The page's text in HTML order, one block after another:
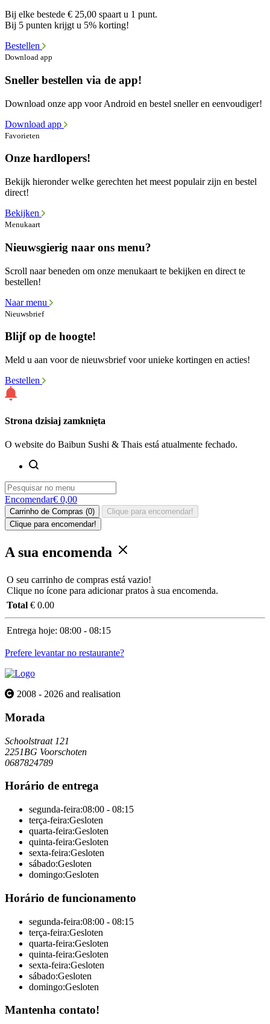
Bij elke bestede € 25,00 spaart u 1 punt.
Bij 5 punten krijgt u 5% korting!
Bestellen
Download app
Sneller bestellen via de app!
Download onze app voor Android en bestel sneller en eenvoudiger!
Download app
Favorieten
Onze hardlopers!
Bekijk hieronder welke gerechten het meest populair zijn en bestel
direct!
Bekijken
Menukaart
Nieuwsgierig naar ons menu?
Scroll naar beneden om onze menukaart te bekijken en direct te
bestellen!
Naar menu
Nieuwsbrief
Blijf op de hoogte!
Meld u aan voor de nieuwsbrief voor unieke kortingen en acties!
Bestellen
Strona dzisiaj zamknięta
O website do Baibun Sushi & Thais está atualmente fechado.
Encomendar€ 0,00
Carrinho de Compras (0)
Clique para encomendar!
Clique para encomendar!
A sua encomenda
O seu carrinho de compras está vazio!
Clique no ícone para adicionar pratos à sua encomenda.
Total € 0.00
Entrega hoje: 08:00 - 08:15
Prefere levantar no restaurante?
2008 - 2026 and realisation
Morada
Schoolstraat 121
2251BG Voorschoten
0687824789
Horário de entrega
segunda-feira:08:00 - 08:15
terça-feira:Gesloten
quarta-feira:Gesloten
quinta-feira:Gesloten
sexta-feira:Gesloten
sábado:Gesloten
domingo:Gesloten
Horário de funcionamento
segunda-feira:08:00 - 08:15
terça-feira:Gesloten
quarta-feira:Gesloten
quinta-feira:Gesloten
sexta-feira:Gesloten
sábado:Gesloten
domingo:Gesloten
Mantenha contato!